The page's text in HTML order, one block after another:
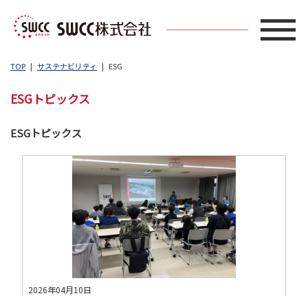
TOP サステナビリティ ESG
ESGトピックス
ESGトピックス
2026年04月10日